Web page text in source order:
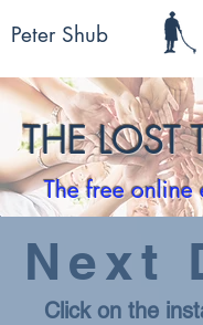
Peter Shub
THE LOST
The free online
Next
Click on the